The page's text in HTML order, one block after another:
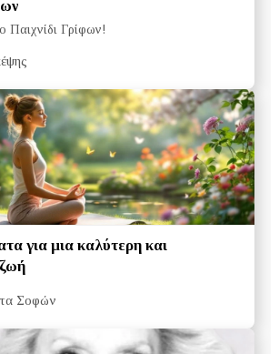
Παιχνίδι Γρίφων!
για μια καλύτερη και
Σοφών